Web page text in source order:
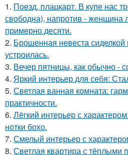
1. Поезд, плацкарт. В купе нас
свободна), напротив - женщина
примерно десяти.
2. Брошенная невеста
устроилась.
3. Вечер пятницы, как обычно -
4. Яркий интерьер для себя:
5. Светлая ванная комната:
практичности.
6. Лёгкий интерьер с
нотки бохо.
7. Смелый интерьер с
8. Светлая квартира с тёплыми